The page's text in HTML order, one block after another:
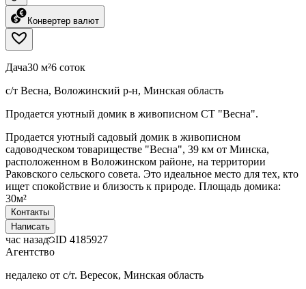
Конвертер валют
Дача30 м²6 соток
с/т Весна, Воложинский р-н, Минская область
Продается уютный домик в живописном СТ "Весна".
Продается уютный садовый домик в живописном
садоводческом товариществе "Весна", 39 км от Минска,
расположенном в Воложинском районе, на территории
Раковского сельского совета. Это идеальное место для тех, кто
ищет спокойствие и близость к природе. Площадь домика:
30м²
Контакты
Написать
час назад ID 4185927
Агентство
недалеко от с/т. Вересок, Минская область